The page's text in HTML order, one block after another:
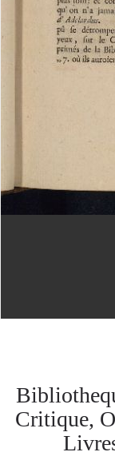
Critique,